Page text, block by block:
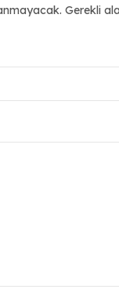
Gerekli